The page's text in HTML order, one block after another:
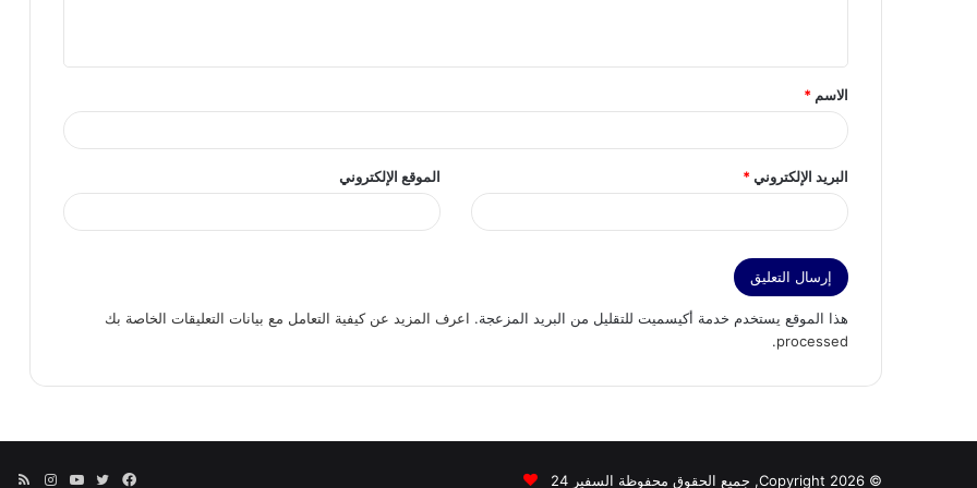
ق
*
الاسم *
البريد الإلكتروني* الموقع الإلكتروني
هذا الموقع يستخدم خدمة أكيسميت للتقليل من البريد المزعجة. اعرف المزيد عن كيفية التعامل مع بيانات التعليقات الخاصة بك
processed
.
© Copyright 2026, جميع الحقوق محفوظة السفير 24 فيسبوك
تويتريوتيوب